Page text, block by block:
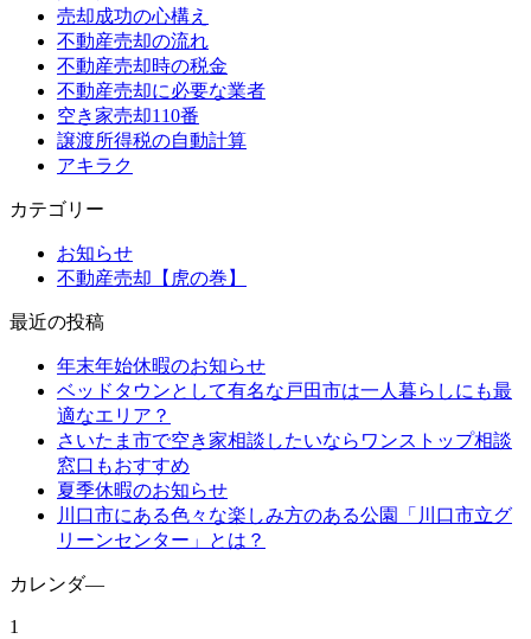
売却成功の心構え
不動産売却の流れ
不動産売却時の税金
不動産売却に必要な業者
空き家売却110番
譲渡所得税の自動計算
アキラク
カテゴリー
お知らせ
不動産売却【虎の巻】
最近の投稿
年末年始休暇のお知らせ
ベッドタウンとして有名な戸田市は一人暮らしにも最
適なエリア？
さいたま市で空き家相談したいならワンストップ相談
窓口もおすすめ
夏季休暇のお知らせ
川口市にある色々な楽しみ方のある公園「川口市立グ
リーンセンター」とは？
カレンダ―
1